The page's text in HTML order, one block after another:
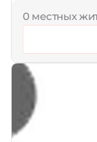
0 местных